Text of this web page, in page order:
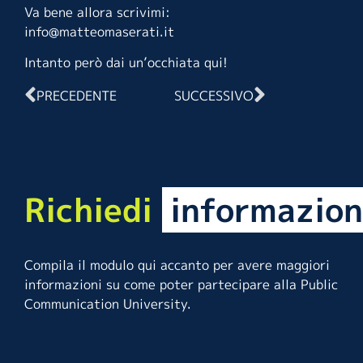
Va bene allora scrivimi:
info@matteomaserati.it
Intanto però dai un’occhiata qui!
PRECEDENTE
SUCCESSIVO
Richiedi
Compila il modulo qui accanto per avere maggiori
informazioni su come poter partecipare alla Public
Communication University.